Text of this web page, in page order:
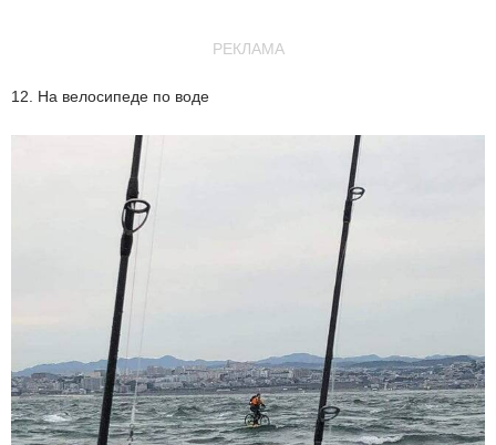
РЕКЛАМА
12. На велосипеде по воде